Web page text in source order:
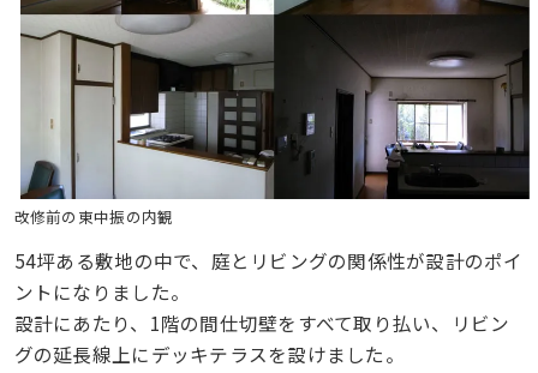
改修前の東中振の内観
54坪ある敷地の中で、庭とリビングの関係性が設計のポイ
ントになりました。
設計にあたり、1階の間仕切壁をすべて取り払い、リビン
グの延長線上にデッキテラスを設けました。